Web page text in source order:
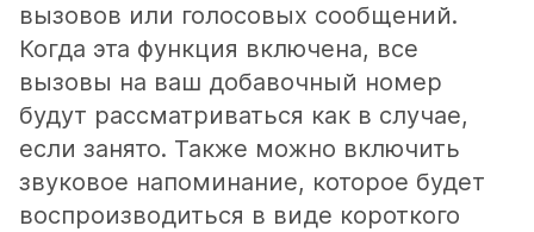
вызовов или голосовых сообщений.
Когда эта функция включена, все
вызовы на ваш добавочный номер
будут рассматриваться как в случае,
если занято. Также можно включить
звуковое напоминание, которое будет
воспроизводиться в виде короткого